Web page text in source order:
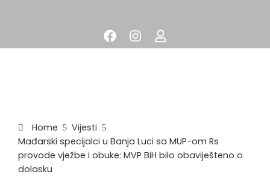
Home
Vijesti
Mađarski specijalci u Banja Luci sa MUP-om Rs
provode vježbe i obuke: MVP BiH bilo obaviješteno o
dolasku